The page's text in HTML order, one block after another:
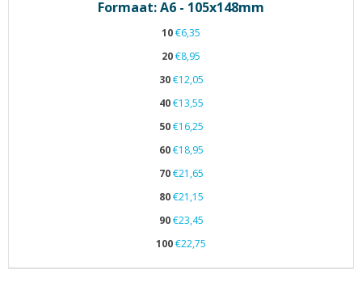
Formaat: A6 - 105x148mm
10€6,35
20€8,95
30€12,05
40€13,55
50€16,25
60€18,95
70€21,65
80€21,15
90€23,45
100€22,75